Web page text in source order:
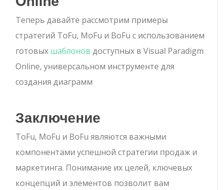
Теперь давайте рассмотрим примеры
стратегий ToFu, MoFu и BoFu с использованием
готовых шаблонов доступных в Visual Paradigm
Online, универсальном инструменте для
создания диаграмм
Заключение
ToFu, MoFu и BoFu являются важными
компонентами успешной стратегии продаж и
маркетинга. Понимание их целей, ключевых
концепций и элементов позволит вам